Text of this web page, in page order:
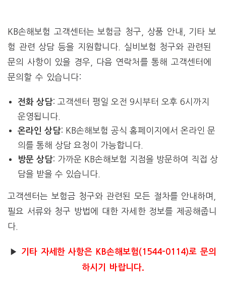
KB손해보험 고객센터는 보험금 청구, 상품 안내, 기타 보
험 관련 상담 등을 지원합니다. 실비보험 청구와 관련된
문의 사항이 있을 경우, 다음 연락처를 통해 고객센터에
문의할 수 있습니다:
전화 상담: 고객센터 평일 오전 9시부터 오후 6시까지
운영됩니다.
온라인 상담: KB손해보험 공식 홈페이지에서 온라인 문
의를 통해 상담 요청이 가능합니다.
방문 상담: 가까운 KB손해보험 지점을 방문하여 직접 상
담을 받을 수 있습니다.
고객센터는 보험금 청구와 관련된 모든 절차를 안내하며,
필요 서류와 청구 방법에 대한 자세한 정보를 제공해줍니
다.
▶ 기타 자세한 사항은 KB손해보험(1544-0114)로 문의
하시기 바랍니다.